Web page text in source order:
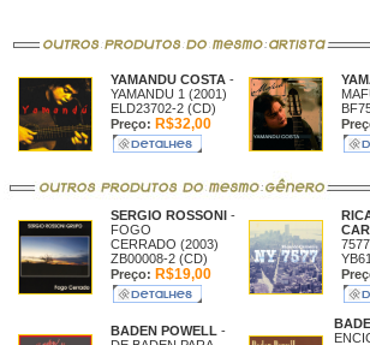
YAMANDU COSTA -
YAMANDU 1 (2001)
ELD23702-2 (CD)
Preço: R$32,00
SERGIO ROSSONI -
FOGO
CERRADO (2003)
ZB00008-2 (CD)
Preço: R$19,00
BADEN POWELL -